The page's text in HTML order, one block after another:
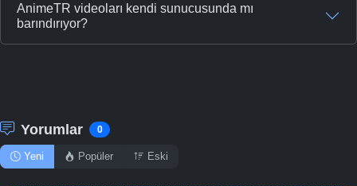
AnimeTR videoları kendi sunucusunda mı
barındırıyor?
Yorumlar 0
Yeni Popüler Eski